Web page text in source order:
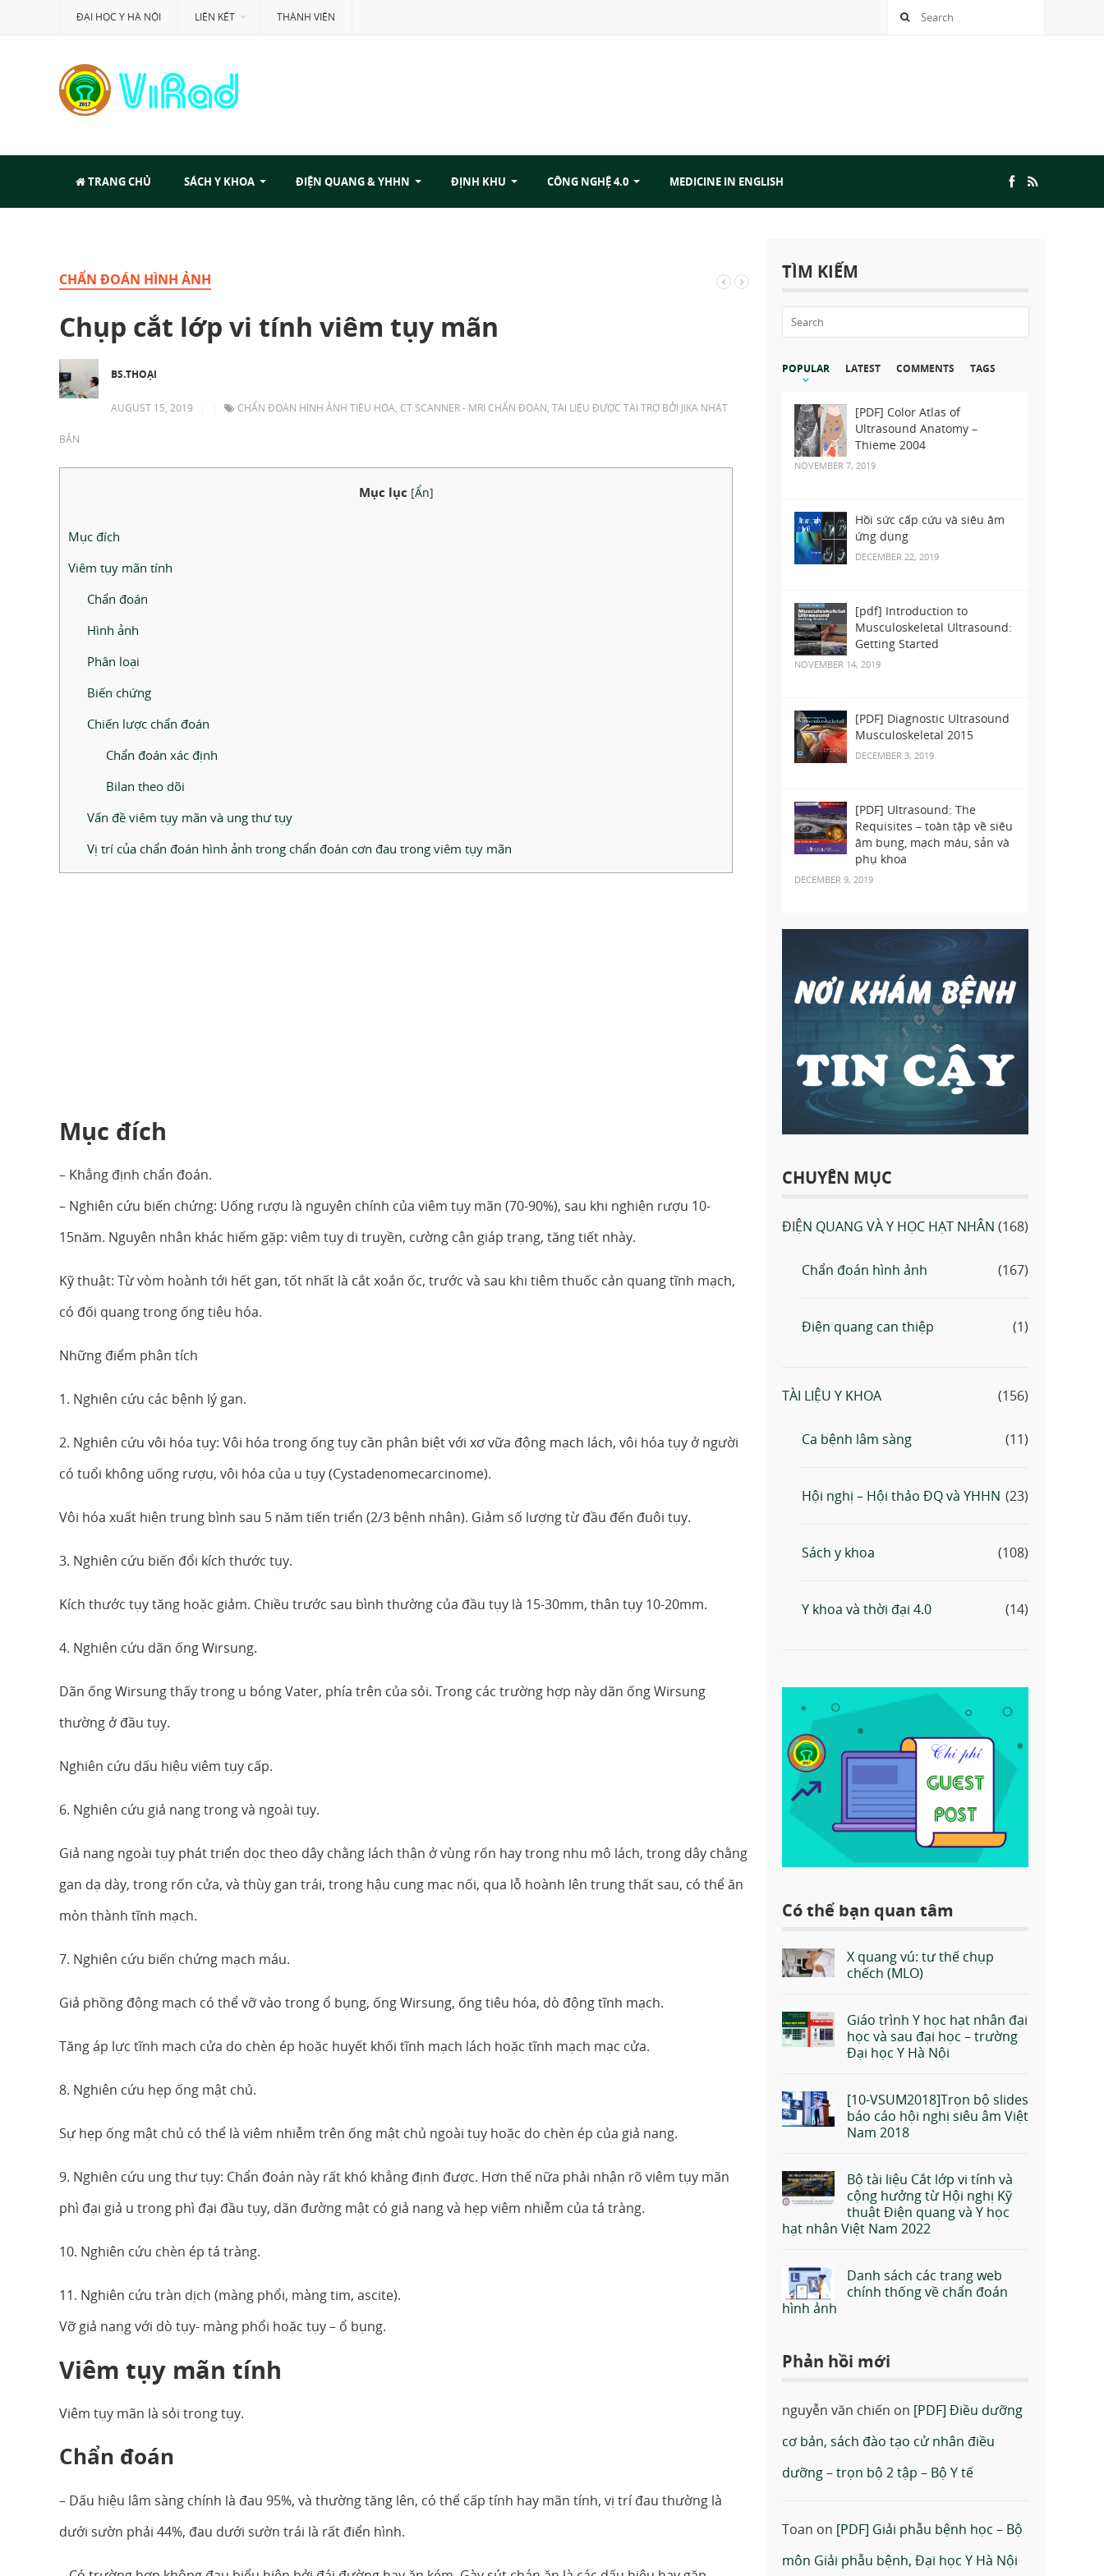
ĐẠI HỌC Y HÀ NỘI LIÊN KẾT THÀNH VIÊN
TRANG CHỦ SÁCH Y KHOA ĐIỆN QUANG & YHHN ĐỊNH KHU CÔNG NGHỆ 4.0 MEDICINE IN ENGLISH
CHẨN ĐOÁN HÌNH ẢNH
Chụp cắt lớp vi tính viêm tụy mãn
BS.THOẠI
AUGUST 15, 2019 CHẨN ĐOÁN HÌNH ẢNH TIÊU HÓA, CT SCANNER - MRI CHẨN ĐOÁN, TÀI LIỆU ĐƯỢC TÀI TRỢ BỞI JIKA NHẬT
BẢN
Mục lục [Ẩn]
Mục đích
Viêm tụy mãn tính
Chẩn đoán
Hình ảnh
Phân loại
Biến chứng
Chiến lược chẩn đoán
Chẩn đoán xác định
Bilan theo dõi
Vấn đề viêm tụy mãn và ung thư tụy
Vị trí của chẩn đoán hình ảnh trong chẩn đoán cơn đau trong viêm tụy mãn
Mục đích
– Khẳng định chẩn đoán.
– Nghiên cứu biến chứng: Uống rượu là nguyên chính của viêm tụy mãn (70-90%), sau khi nghiện rượu 10-
15năm. Nguyên nhân khác hiếm gặp: viêm tụy di truyền, cường cận giáp trạng, tăng tiết nhày.
Kỹ thuật: Từ vòm hoành tới hết gan, tốt nhất là cắt xoắn ốc, trước và sau khi tiêm thuốc cản quang tĩnh mạch,
có đối quang trong ống tiêu hóa.
Những điểm phân tích
1. Nghiên cứu các bệnh lý gan.
2. Nghiên cứu vôi hóa tụy: Vôi hóa trong ống tụy cần phân biệt với xơ vữa động mạch lách, vôi hóa tụy ở người
có tuổi không uống rượu, vôi hóa của u tụy (Cystadenomecarcinome).
Vôi hóa xuất hiện trung bình sau 5 năm tiến triển (2/3 bệnh nhân). Giảm số lượng từ đầu đến đuôi tụy.
3. Nghiên cứu biến đổi kích thước tụy.
Kích thước tụy tăng hoặc giảm. Chiều trước sau bình thường của đầu tụy là 15-30mm, thân tụy 10-20mm.
4. Nghiên cứu dãn ống Wirsung.
Dãn ống Wirsung thấy trong u bóng Vater, phía trên của sỏi. Trong các trường hợp này dãn ống Wirsung
thường ở đầu tụy.
Nghiên cứu dấu hiệu viêm tụy cấp.
6. Nghiên cứu giả nang trong và ngoài tụy.
Giả nang ngoài tụy phát triển dọc theo dây chằng lách thận ở vùng rốn hay trong nhu mô lách, trong dây chằng
gan dạ dày, trong rốn cửa, và thùy gan trái, trong hậu cung mạc nối, qua lỗ hoành lên trung thất sau, có thể ăn
mòn thành tĩnh mạch.
7. Nghiên cứu biến chứng mạch máu.
Giả phồng động mạch có thể vỡ vào trong ổ bụng, ống Wirsung, ống tiêu hóa, dò động tĩnh mạch.
Tăng áp lực tĩnh mạch cửa do chèn ép hoặc huyết khối tĩnh mạch lách hoặc tĩnh mạch mạc cửa.
8. Nghiên cứu hẹp ống mật chủ.
Sự hẹp ống mật chủ có thể là viêm nhiễm trên ống mật chủ ngoài tụy hoặc do chèn ép của giả nang.
9. Nghiên cứu ung thư tụy: Chẩn đoán này rất khó khẳng định được. Hơn thế nữa phải nhận rõ viêm tụy mãn
phì đại giả u trong phì đại đầu tụy, dãn đường mật có giả nang và hẹp viêm nhiễm của tá tràng.
10. Nghiên cứu chèn ép tá tràng.
11. Nghiên cứu tràn dịch (màng phổi, màng tim, ascite).
Vỡ giả nang với dò tụy- màng phổi hoặc tụy – ổ bụng.
Viêm tụy mãn tính
Viêm tụy mãn là sỏi trong tụy.
Chẩn đoán
– Dấu hiệu lâm sàng chính là đau 95%, và thường tăng lên, có thể cấp tính hay mãn tính, vị trí đau thường là
dưới sườn phải 44%, đau dưới sườn trái là rất điển hình.
TÌM KIẾM
POPULAR LATEST COMMENTS TAGS
[PDF] Color Atlas of
Ultrasound Anatomy –
Thieme 2004
NOVEMBER 7, 2019
Hồi sức cấp cứu và siêu âm
ứng dụng
DECEMBER 22, 2019
[pdf] Introduction to
Musculoskeletal Ultrasound:
Getting Started
NOVEMBER 14, 2019
[PDF] Diagnostic Ultrasound
Musculoskeletal 2015
DECEMBER 3, 2019
[PDF] Ultrasound: The
Requisites – toàn tập về siêu
âm bụng, mạch máu, sản và
phụ khoa
DECEMBER 9, 2019
CHUYÊN MỤC
ĐIỆN QUANG VÀ Y HỌC HẠT NHÂN (168)
Chẩn đoán hình ảnh (167)
Điện quang can thiệp (1)
TÀI LIỆU Y KHOA (156)
Ca bệnh lâm sàng (11)
Hội nghị – Hội thảo ĐQ và YHHN (23)
Sách y khoa (108)
Y khoa và thời đại 4.0 (14)
Có thể bạn quan tâm
X quang vú: tư thế chụp
chếch (MLO)
Giáo trình Y học hạt nhân đại
học và sau đại học – trường
Đại học Y Hà Nội
[10-VSUM2018]Trọn bộ slides
báo cáo hội nghị siêu âm Việt
Nam 2018
Bộ tài liệu Cắt lớp vi tính và
cộng hưởng từ Hội nghị Kỹ
thuật Điện quang và Y học
hạt nhân Việt Nam 2022
Danh sách các trang web
chính thống về chẩn đoán
hình ảnh
Phản hồi mới
nguyễn văn chiến on [PDF] Điều dưỡng
cơ bản, sách đào tạo cử nhân điều
dưỡng – trọn bộ 2 tập – Bộ Y tế
Toan on [PDF] Giải phẫu bệnh học – Bộ
môn Giải phẫu bệnh, Đại học Y Hà Nội